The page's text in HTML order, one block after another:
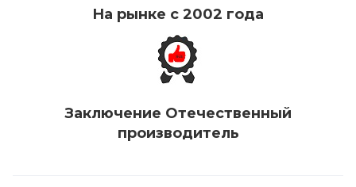
На рынке с 2002 года
Заключение Отечественный
производитель